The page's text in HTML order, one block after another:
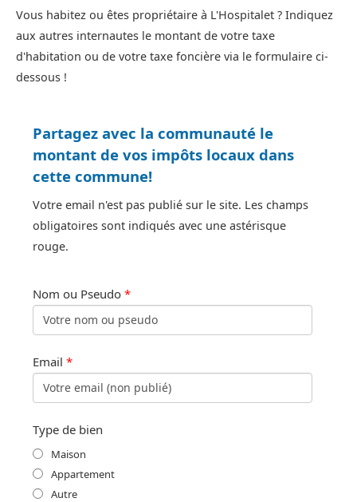
Vous habitez ou êtes propriétaire à L'Hospitalet ? Indiquez
aux autres internautes le montant de votre taxe
d'habitation ou de votre taxe foncière via le formulaire ci-
dessous !
Partagez avec la communauté le
montant de vos impôts locaux dans
cette commune!
Votre email n'est pas publié sur le site. Les champs
obligatoires sont indiqués avec une astérisque
rouge.
Nom ou Pseudo *
Email *
Type de bien
Maison
Appartement
Autre